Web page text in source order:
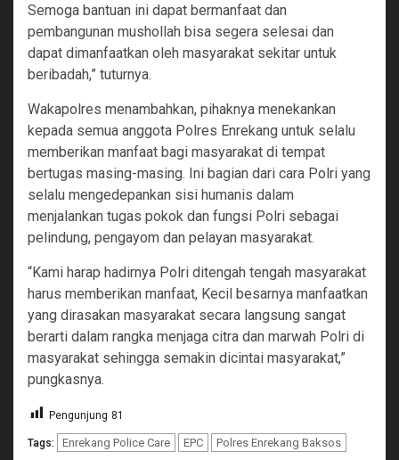
Semoga bantuan ini dapat bermanfaat dan
pembangunan mushollah bisa segera selesai dan
dapat dimanfaatkan oleh masyarakat sekitar untuk
beribadah,” tuturnya.
Wakapolres menambahkan, pihaknya menekankan
kepada semua anggota Polres Enrekang untuk selalu
memberikan manfaat bagi masyarakat di tempat
bertugas masing-masing. Ini bagian dari cara Polri yang
selalu mengedepankan sisi humanis dalam
menjalankan tugas pokok dan fungsi Polri sebagai
pelindung, pengayom dan pelayan masyarakat.
“Kami harap hadirnya Polri ditengah tengah masyarakat
harus memberikan manfaat, Kecil besarnya manfaatkan
yang dirasakan masyarakat secara langsung sangat
berarti dalam rangka menjaga citra dan marwah Polri di
masyarakat sehingga semakin dicintai masyarakat,”
pungkasnya.
Pengunjung 81
Tags: Enrekang Police Care EPC Polres Enrekang Baksos